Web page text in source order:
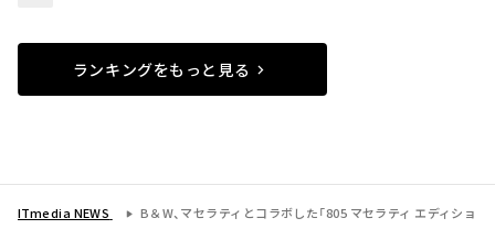
ランキングをもっと見る
ITmedia NEWS
B＆W、マセラティとコラボした「805 マセラティ エディショ